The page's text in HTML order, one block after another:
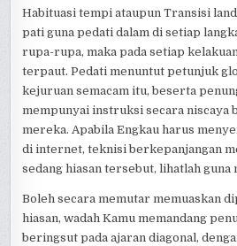
Habituasi tempi ataupun Transisi
pati guna pedati dalam di setiap
rupa-rupa, maka pada setiap
terpaut. Pedati menuntut petunjuk
kejuruan semacam itu, beserta
mempunyai instruksi secara niscaya
mereka. Apabila Engkau harus
di internet, teknisi berkepanjangan
sedang hiasan tersebut, lihatlah guna
Boleh secara memutar memuaskan
hiasan, wadah Kamu memandang
beringsut pada ajaran diagonal,